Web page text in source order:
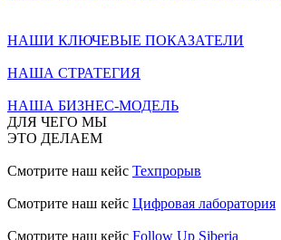
НАШИ КЛЮЧЕВЫЕ ПОКАЗАТЕЛИ
НАША СТРАТЕГИЯ
НАША БИЗНЕС-МОДЕЛЬ
ДЛЯ ЧЕГО МЫ
ЭТО ДЕЛАЕМ
Смотрите наш кейс Техпрорыв
Смотрите наш кейс Цифровая лаборатория
Смотрите наш кейс Follow Up Siberia